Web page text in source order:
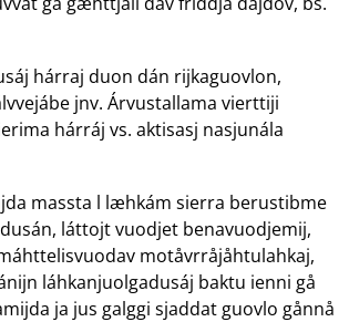
hárraj duon dán rijkaguovlon,
jnv. Árvustallama vierttiji
hárráj vs. aktisasj nasjunála
massta l læhkám sierra berustibme
láttojt vuodjet benavuodjemij,
motåvrråjåhtulahkaj,
láhkanjuolgadusáj baktu ienni gå
ja jus galggi sjaddat guovlo gånnå